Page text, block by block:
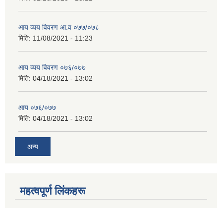
आय व्यय विवरण आ.व ०७७/०७८
मिति: 11/08/2021 - 11:23
आय व्यय विवरण ०७६/०७७
मिति: 04/18/2021 - 13:02
आय ०७६/०७७
मिति: 04/18/2021 - 13:02
अन्य
महत्वपूर्ण लिंकहरू